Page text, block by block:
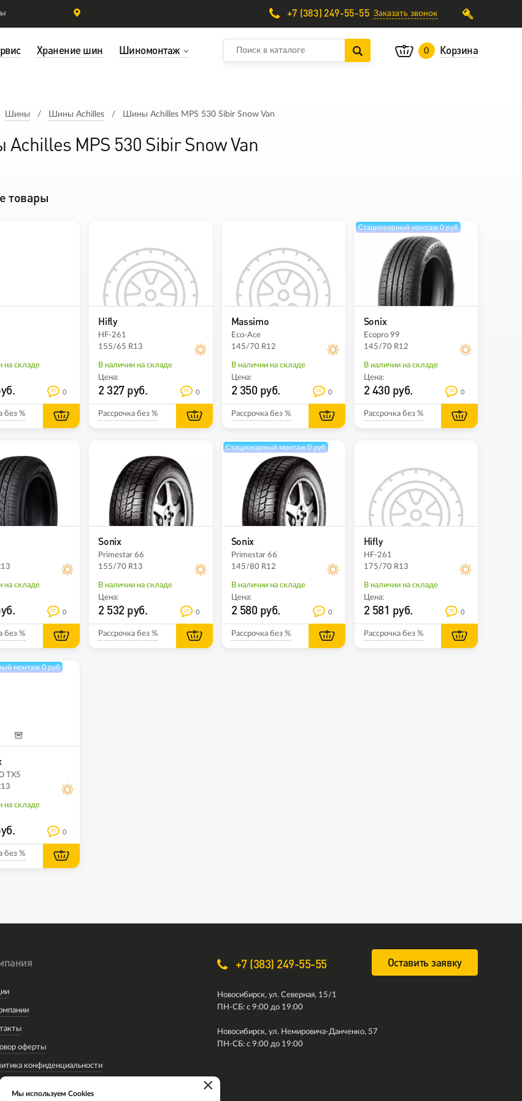
Хранение шин Шиномонтаж 0 Корзина
+7 (383) 249-55-55 Заказать звонок
Шины Шины Achilles Шины Achilles MPS 530 Sibir Snow Van
MPS 530 Sibir Snow Van
товары
на складе
0
без %
Hifly
HF-261
155/65 R13
В наличии на складе
Цена:
2 327 руб. 0
Рассрочка без %
Massimo
Eco-Ace
145/70 R12
В наличии на складе
Цена:
2 350 руб. 0
Рассрочка без %
Стационарный монтаж 0 руб
Sonix
Ecopro 99
145/70 R12
В наличии на складе
Цена:
2 430 руб. 0
Рассрочка без %
на складе
0
без %
Sonix
Primestar 66
155/70 R13
В наличии на складе
Цена:
2 532 руб. 0
Рассрочка без %
Стационарный монтаж 0 руб
Sonix
Primestar 66
145/80 R12
В наличии на складе
Цена:
2 580 руб. 0
Рассрочка без %
Hifly
HF-261
175/70 R13
В наличии на складе
Цена:
2 581 руб. 0
Рассрочка без %
монтаж 0 руб
TX5
на складе
0
без %
оферты
конфиденциальности
cookie
+7 (383) 249-55-55 Оставить заявку
Новосибирск, ул. Северная, 15/1
ПН-СБ: с 9:00 до 19:00
Новосибирск, ул. Немировича-Данченко, 57
ПН-СБ: с 9:00 до 19:00
×
Мы используем Cookies